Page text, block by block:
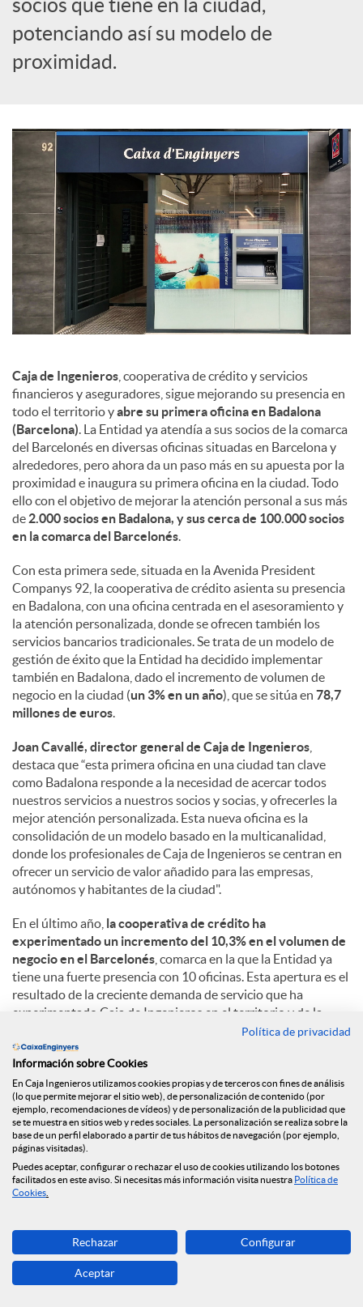
e
n
R
e
d
e
s
S
o
c
i
a
l
e
s
potenciando así su modelo de
proximidad.
Caja de Ingenieros , cooperativa de crédito y servicios
financieros y aseguradores, sigue mejorando su presencia en
todo el territorio yabre su primera oficina en Badalona
(Barcelona). La Entidad ya atendía a sus socios de la comarca
del Barcelonés en diversas oficinas situadas en Barcelona y
alrededores, pero ahora da un paso más en su apuesta por la
proximidad e inaugura su primera oficina en la ciudad. Todo
ello con el objetivo de mejorar la atención personal a sus más
de 2.000 socios en Badalona, y sus cerca de 100.000 socios
en la comarca del Barcelonés.
Con esta primera sede, situada en la Avenida President
Companys 92, la cooperativa de crédito asienta su presencia
en Badalona, con una oficina centrada en el asesoramiento y
la atención personalizada, donde se ofrecen también los
servicios bancarios tradicionales. Se trata de un modelo de
gestión de éxito que la Entidad ha decidido implementar
también en Badalona, dado el incremento de volumen de
negocio en la ciudad (un 3% en un año), que se sitúa en 78,7
millones de euros.
Joan Cavallé, director general de Caja de Ingenieros
destaca que “esta primera oficina en una ciudad tan clave
como Badalona responde a la necesidad de acercar todos
nuestros servicios a nuestros socios y socias, y ofrecerles la
mejor atención personalizada. Esta nueva oficina es la
consolidación de un modelo basado en la multicanalidad,
donde los profesionales de Caja de Ingenieros se centran en
ofrecer un servicio de valor añadido para las empresas,
autónomos y habitantes de la ciudad".
En el último año, la cooperativa de crédito ha
experimentado un incremento del 10,3% en el volumen de
negocio en el Barcelonés , comarca en la que la Entidad ya
tiene una fuerte presencia con 10 oficinas. Esta apertura es el
resultado de la creciente demanda de servicio que ha
experimentado Caja de Ingenieros en el territorio y de la
voluntad de ofrecer un trato personalizado y de proximidad.
Con más de 223.000 habitantes, Badalona es la cuarta ciudad
más poblada de Cataluña y destaca su situación privilegiada,
cerca de Barcelona e inmersa en su área metropolitana. Con
áreas comerciales importantes como el Polígono de
Montigalà, y una fuerte apuesta por el sector terciario y el
turismo, la ciudad se configura como un territorio clave en
Cataluña.
C
o
Política de privacidad
Información sobre Cookies
En Caja Ingenieros utilizamos cookies propias y de terceros con fines de análisis
(lo que permite mejorar el sitio web), de personalización de contenido (por
ejemplo, recomendaciones de vídeos) y de personalización de la publicidad que
se te muestra en sitios web y redes sociales. La personalización se realiza sobre la
base de un perfil elaborado a partir de tus hábitos de navegación (por ejemplo,
páginas visitadas).
Puedes aceptar, configurar o rechazar el uso de cookies utilizando los botones
facilitados en este aviso. Si necesitas más información visita nuestra Política de
Cookies
Rechazar Configurar
Aceptar